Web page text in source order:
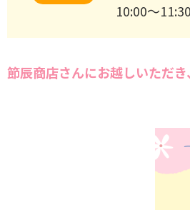
10:00～11:30
節辰商店さんにお越しいただ